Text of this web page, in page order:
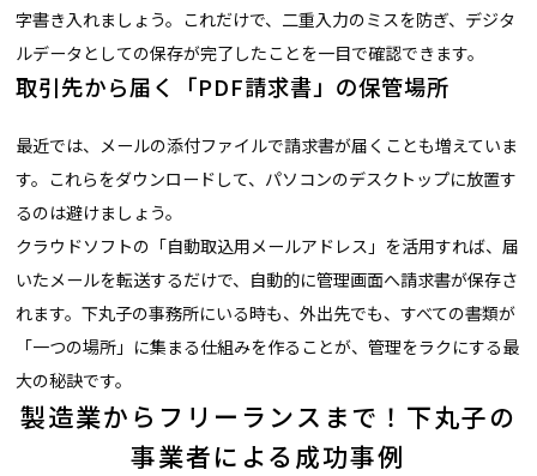
字書き入れましょう。これだけで、二重入力のミスを防ぎ、デジタ
ルデータとしての保存が完了したことを一目で確認できます。
取引先から届く「PDF請求書」の保管場所
最近では、メールの添付ファイルで請求書が届くことも増えていま
す。これらをダウンロードして、パソコンのデスクトップに放置す
るのは避けましょう。
クラウドソフトの「自動取込用メールアドレス」を活用すれば、届
いたメールを転送するだけで、自動的に管理画面へ請求書が保存さ
れます。下丸子の事務所にいる時も、外出先でも、すべての書類が
「一つの場所」に集まる仕組みを作ることが、管理をラクにする最
大の秘訣です。
製造業からフリーランスまで！下丸子の
事業者による成功事例